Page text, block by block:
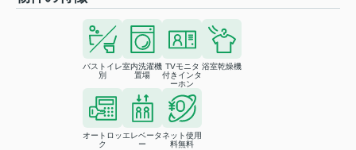
バストイレ
別
室内洗濯機
置場
TVモニタ
付きインタ
ーホン
浴室乾燥機
オートロッ
ク
エレベータ
ー
ネット使用
料無料